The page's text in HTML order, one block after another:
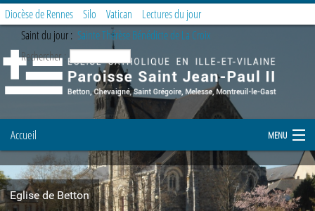
Eglise de Betton
Diocèse de Rennes Silo Vatican
Lectures du jour
Saint du jour : Sainte Thérèse Bénédicte de La Croix
Rechercher :
Accueil MENU
Notre paroisse
Prier et célébrer